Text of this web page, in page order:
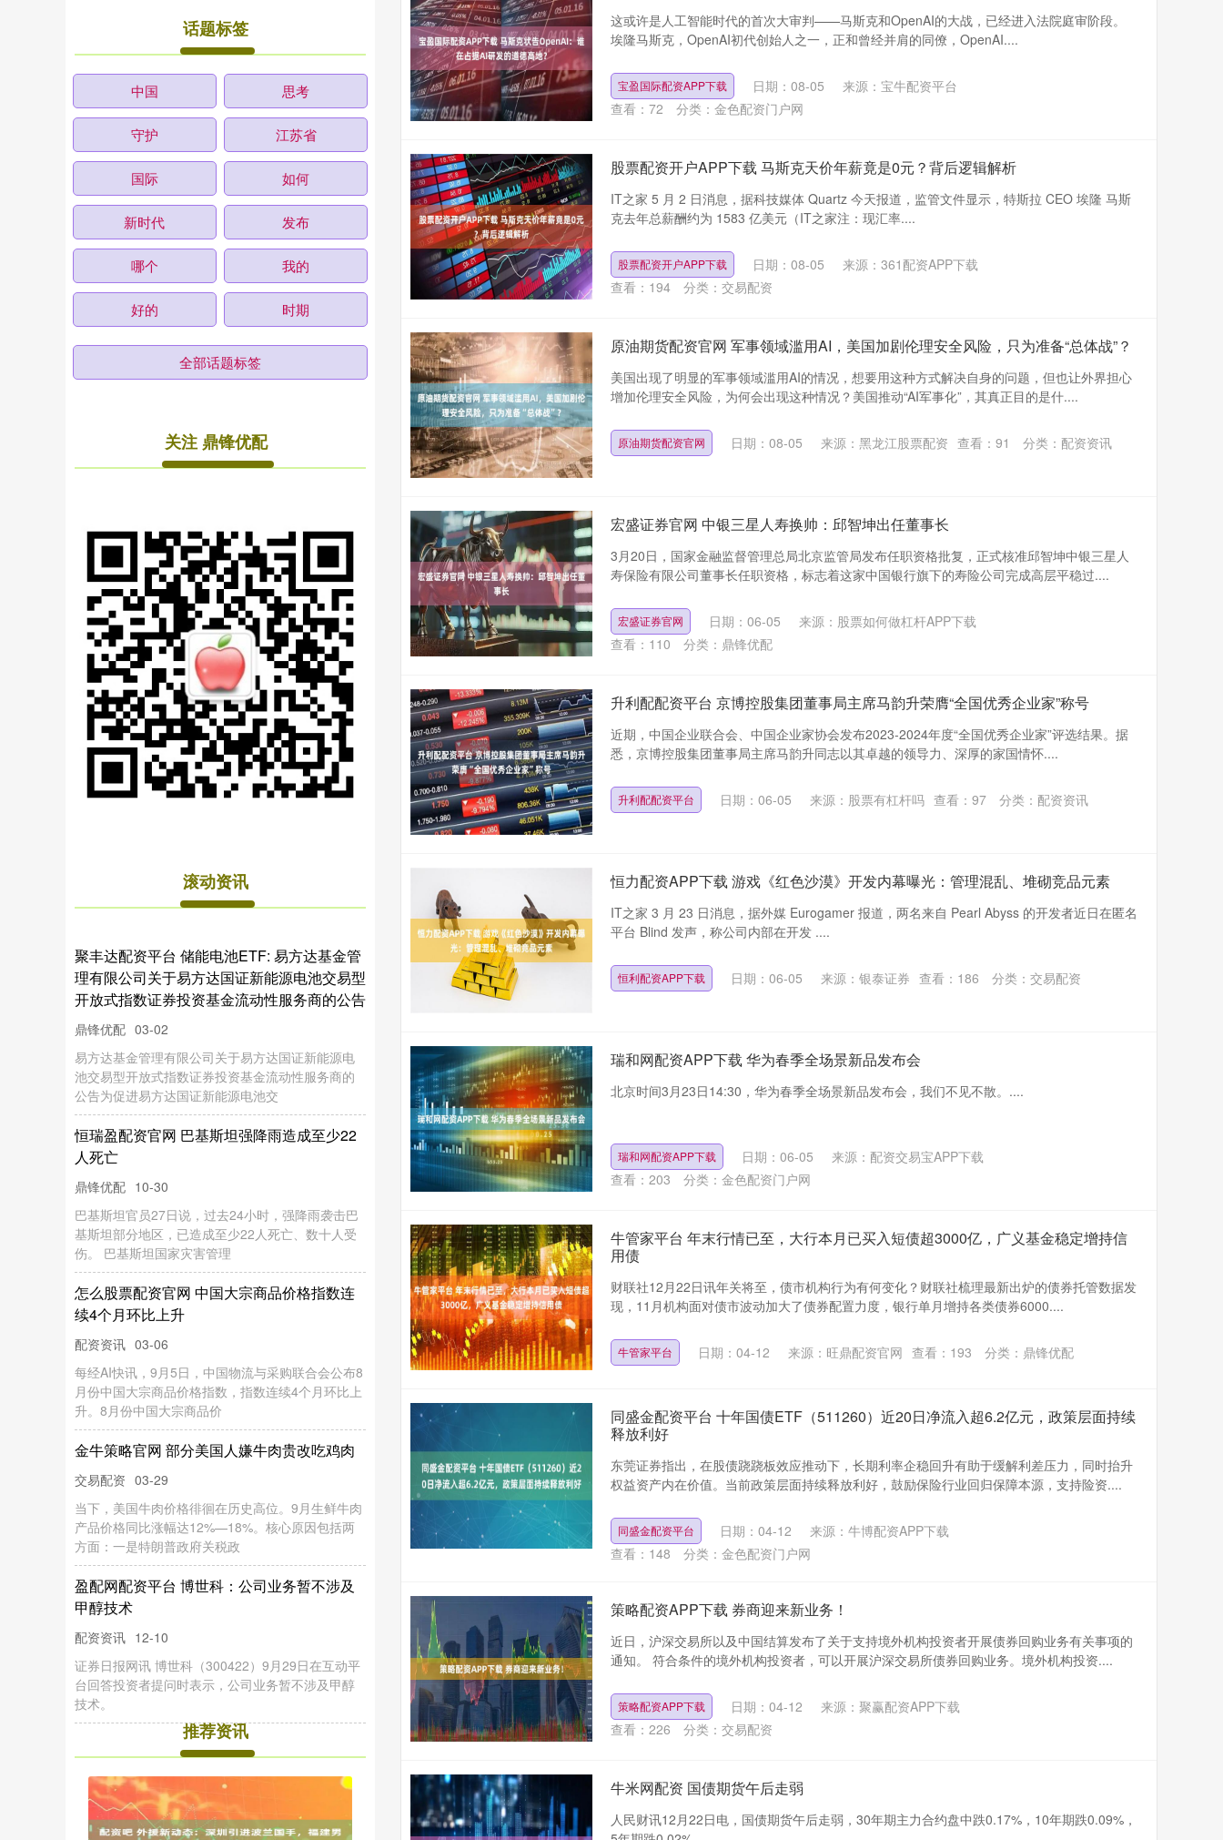
这或许是人工智能时代的首次大审判——马斯克和OpenAI的大战，已经进入法院庭审阶段。
埃隆马斯克，OpenAI初代创始人之一，正和曾经并肩的同僚，OpenAI....
宝盈国际配资APP下载 日期：08-05
来源：宝牛配资平台
查看： 72 分类： 金色配资门户网
股票配资开户APP下载 马斯克天价年薪竟是0元？背后逻辑解析
IT之家 5 月 2 日消息，据科技媒体 Quartz 今天报道，监管文件显示，特斯拉 CEO 埃隆 马斯
克去年总薪酬约为 1583 亿美元（IT之家注：现汇率....
股票配资开户APP下载 日期：08-05
来源：361配资APP下载
查看： 194 分类： 交易配资
原油期货配资官网 军事领域滥用AI，美国加剧伦理安全风险，只为准备“总体战”？
美国出现了明显的军事领域滥用AI的情况，想要用这种方式解决自身的问题，但也让外界担心
增加伦理安全风险，为何会出现这种情况？美国推动“AI军事化”，其真正目的是什....
原油期货配资官网 日期：08-05 来源：黑龙江股票配资 查看： 91 分类： 配资资讯
宏盛证券官网 中银三星人寿换帅：邱智坤出任董事长
3月20日，国家金融监督管理总局北京监管局发布任职资格批复，正式核准邱智坤中银三星人
寿保险有限公司董事长任职资格，标志着这家中国银行旗下的寿险公司完成高层平稳过....
宏盛证券官网 日期：06-05
来源：股票如何做杠杆APP下载
查看： 110 分类： 鼎锋优配
升利配配资平台 京博控股集团董事局主席马韵升荣膺“全国优秀企业家”称号
近期，中国企业联合会、中国企业家协会发布2023-2024年度“全国优秀企业家”评选结果。据
悉，京博控股集团董事局主席马韵升同志以其卓越的领导力、深厚的家国情怀....
升利配配资平台 日期：06-05 来源：股票有杠杆吗 查看： 97 分类： 配资资讯
恒力配资APP下载 游戏《红色沙漠》开发内幕曝光：管理混乱、堆砌竞品元素
IT之家 3 月 23 日消息，据外媒 Eurogamer 报道，两名来自 Pearl Abyss 的开发者近日在匿名
平台 Blind 发声，称公司内部在开发 ....
恒利配资APP下载 日期：06-05 来源：银泰证券 查看： 186 分类： 交易配资
瑞和网配资APP下载 华为春季全场景新品发布会
北京时间3月23日14:30，华为春季全场景新品发布会，我们不见不散。....
瑞和网配资APP下载 日期：06-05
来源：配资交易宝APP下载
查看： 203 分类： 金色配资门户网
牛管家平台 年末行情已至，大行本月已买入短债超3000亿，广义基金稳定增持信
用债
财联社12月22日讯年关将至，债市机构行为有何变化？财联社梳理最新出炉的债券托管数据发
现，11月机构面对债市波动加大了债券配置力度，银行单月增持各类债券6000....
牛管家平台 日期：04-12 来源：旺鼎配资官网 查看： 193 分类： 鼎锋优配
同盛金配资平台 十年国债ETF（511260）近20日净流入超6.2亿元，政策层面持续
释放利好
东莞证券指出，在股债跷跷板效应推动下，长期利率企稳回升有助于缓解利差压力，同时抬升
权益资产内在价值。当前政策层面持续释放利好，鼓励保险行业回归保障本源，支持险资....
同盛金配资平台 日期：04-12
来源：牛博配资APP下载
查看： 148 分类： 金色配资门户网
策略配资APP下载 券商迎来新业务！
近日，沪深交易所以及中国结算发布了关于支持境外机构投资者开展债券回购业务有关事项的
通知。 符合条件的境外机构投资者，可以开展沪深交易所债券回购业务。境外机构投资....
策略配资APP下载 日期：04-12
来源：聚赢配资APP下载
查看： 226 分类： 交易配资
牛米网配资 国债期货午后走弱
人民财讯12月22日电，国债期货午后走弱，30年期主力合约盘中跌0.17%，10年期跌0.09%，
话题标签
中国 思考
守护 江苏省
国际 如何
新时代 发布
哪个 我的
好的 时期
全部话题标签
关注 鼎锋优配
滚动资讯
聚丰达配资平台 储能电池ETF: 易方达基金管
理有限公司关于易方达国证新能源电池交易型
开放式指数证券投资基金流动性服务商的公告
鼎锋优配 03-02
易方达基金管理有限公司关于易方达国证新能源电
池交易型开放式指数证券投资基金流动性服务商的
公告为促进易方达国证新能源电池交
恒瑞盈配资官网 巴基斯坦强降雨造成至少22
人死亡
鼎锋优配 10-30
巴基斯坦官员27日说，过去24小时，强降雨袭击巴
基斯坦部分地区，已造成至少22人死亡、数十人受
伤。 巴基斯坦国家灾害管理
怎么股票配资官网 中国大宗商品价格指数连
续4个月环比上升
配资资讯 03-06
每经AI快讯，9月5日，中国物流与采购联合会公布8
月份中国大宗商品价格指数，指数连续4个月环比上
升。8月份中国大宗商品价
金牛策略官网 部分美国人嫌牛肉贵改吃鸡肉
交易配资 03-29
当下，美国牛肉价格徘徊在历史高位。9月生鲜牛肉
产品价格同比涨幅达12%—18%。核心原因包括两
方面：一是特朗普政府关税政
盈配网配资平台 博世科：公司业务暂不涉及
甲醇技术
配资资讯 12-10
证券日报网讯 博世科（300422）9月29日在互动平
台回答投资者提问时表示，公司业务暂不涉及甲醇
技术。
推荐资讯